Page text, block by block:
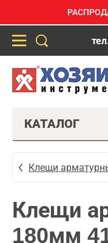
КАТАЛОГ
Клещи
Клещи
180мм